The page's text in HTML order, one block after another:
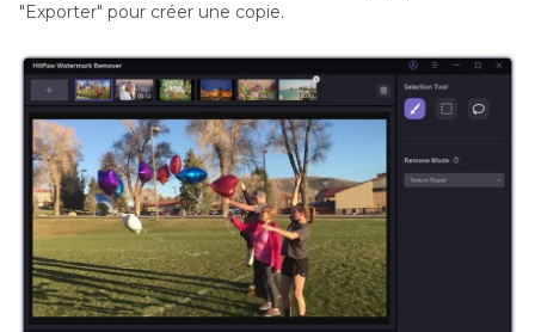
"Exporter" pour créer une copie.